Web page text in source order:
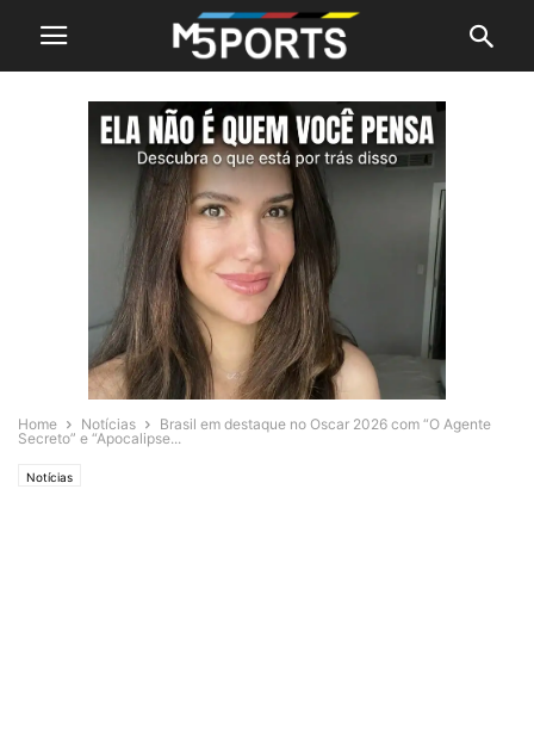
Home Notícias
Brasil em destaque no Oscar 2026 com “O Agente
Secreto” e “Apocalipse...
Notícias